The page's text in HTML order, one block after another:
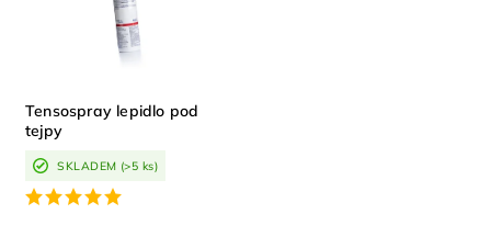
Tensospray lepidlo pod
tejpy
SKLADEM (>5 ks)